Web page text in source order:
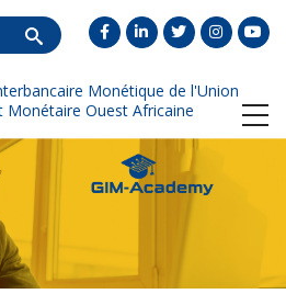
Search
Monétique de l'Union
Monétaire Ouest Africaine